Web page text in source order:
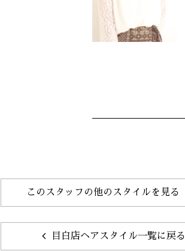
このスタッフの他のスタイルを見る
目白店ヘアスタイル一覧に戻る